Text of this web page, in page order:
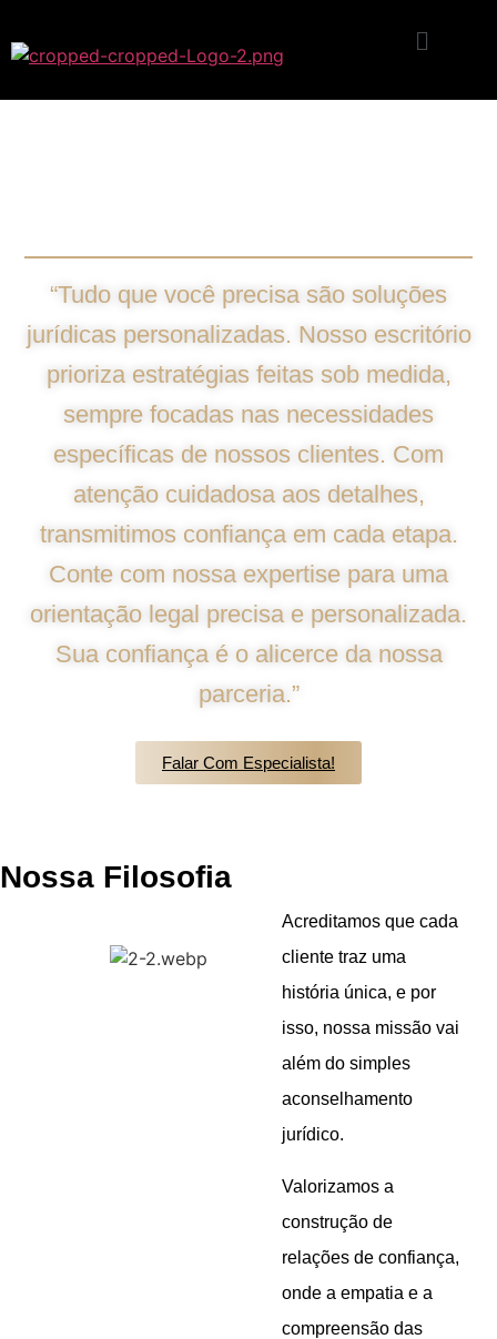
“Tudo que você precisa são soluções
jurídicas personalizadas. Nosso escritório
prioriza estratégias feitas sob medida,
sempre focadas nas necessidades
específicas de nossos clientes. Com
atenção cuidadosa aos detalhes,
transmitimos confiança em cada etapa.
Conte com nossa expertise para uma
orientação legal precisa e personalizada.
Sua confiança é o alicerce da nossa
parceria.”
Falar Com Especialista!
Nossa Filosofia
Acreditamos que cada
cliente traz uma
história única, e por
isso, nossa missão vai
além do simples
aconselhamento
jurídico.
Valorizamos a
construção de
relações de confiança,
onde a empatia e a
compreensão das